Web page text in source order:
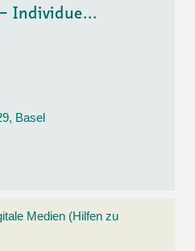
Individue...
Basel
Medien (Hilfen zu